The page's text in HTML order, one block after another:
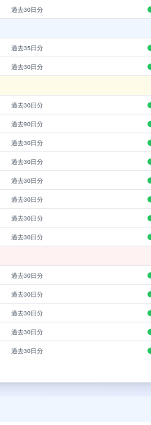
過去30日分
過去35日分
過去30日分
過去30日分
過去90日分
過去30日分
過去30日分
過去30日分
過去30日分
過去30日分
過去30日分
過去30日分
過去30日分
過去30日分
過去30日分
過去30日分